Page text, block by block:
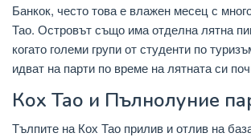
Банкок, често това е влажен месец с
Тао. Островът също има отделна лятна
когато големи групи от студенти по
идват на парти по време на лятната си
Кох Тао и Пълнолуние
Тълпите на Кох Тао прилив и отлив на